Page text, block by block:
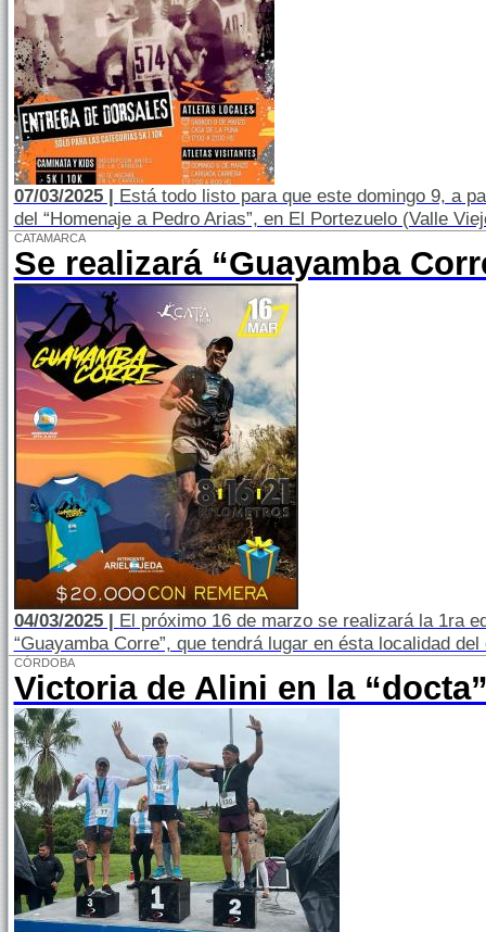
07/03/2025 | Está todo listo para que este domingo 9, a
del “Homenaje a Pedro Arias”, en El Portezuelo (Valle
CATAMARCA
Se realizará “Guayamba
04/03/2025 | El próximo 16 de marzo se realizará la 1ra
“Guayamba Corre”, que tendrá lugar en ésta localidad
CÓRDOBA
Victoria de Alini en la